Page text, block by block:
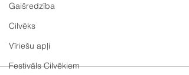
Gaišredzība
Cilvēks
Vīriešu apļi
Festivāls Cilvēkiem